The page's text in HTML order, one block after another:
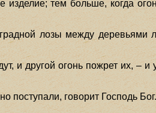
тем больше, когда
лозы между
и другой огонь пожрет их, – и
поступали, говорит Господь Бог.